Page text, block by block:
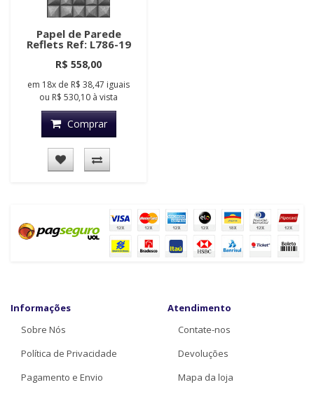
Papel de Parede
Reflets Ref: L786-19
R$ 558,00
em 18x de R$ 38,47 iguais
ou R$ 530,10 à vista
Comprar
Informações
Sobre Nós
Política de Privacidade
Pagamento e Envio
Atendimento
Contate-nos
Devoluções
Mapa da loja